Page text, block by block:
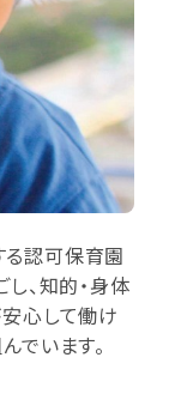
認可保育園
、知的・身体
心して働け
でいます。